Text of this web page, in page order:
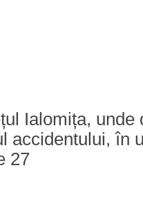
Ialomița,
accidentului, în
27